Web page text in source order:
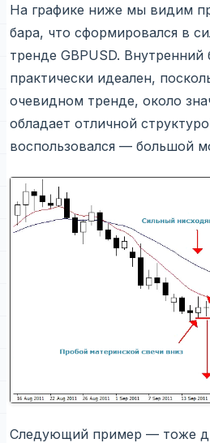
На графике ниже мы видим
бара, что сформировался в
тренде GBPUSD. Внутренний
практически идеален,
очевидном тренде, около
обладает отличной
воспользовался — большой
Следующий пример — тоже